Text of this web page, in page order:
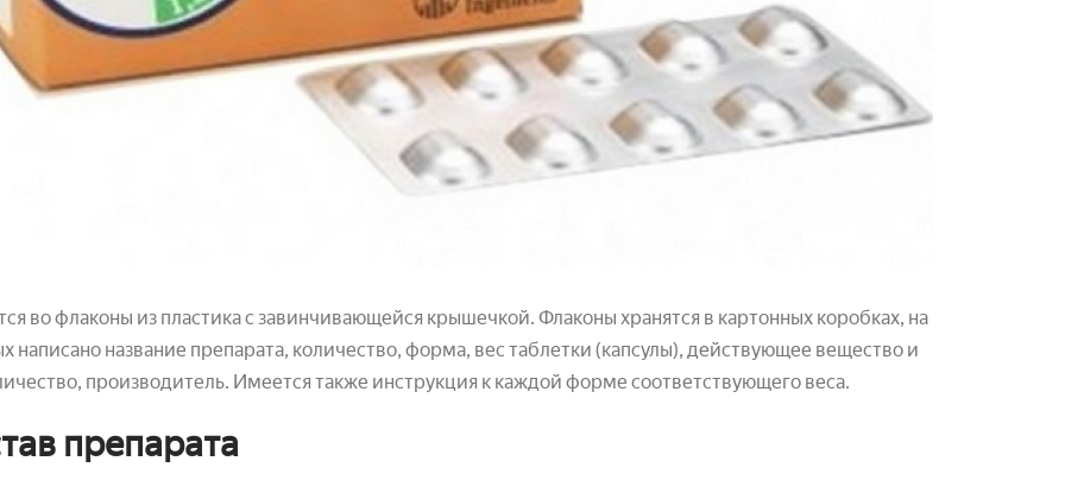
во флаконы из пластика с завинчивающейся крышечкой. Флаконы хранятся в картонных коробках, на
написано название препарата, количество, форма, вес таблетки (капсулы), действующее вещество и
производитель. Имеется также инструкция к каждой форме соответствующего веса.
препарата